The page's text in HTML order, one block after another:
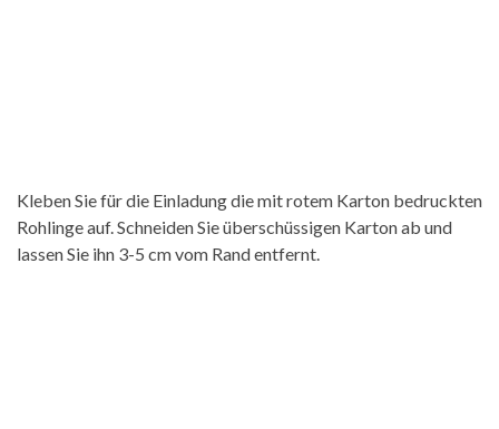
Kleben Sie für die Einladung die mit rotem Karton bedruckten
Rohlinge auf. Schneiden Sie überschüssigen Karton ab und
lassen Sie ihn 3-5 cm vom Rand entfernt.